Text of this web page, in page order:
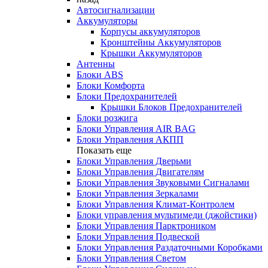
Автосигнализации
Аккумуляторы
Корпусы аккумуляторов
Кронштейны Аккумуляторов
Крышки Аккумуляторов
Антенны
Блоки ABS
Блоки Комфорта
Блоки Предохранителей
Крышки Блоков Предохранителей
Блоки розжига
Блоки Управления AIR BAG
Блоки Управления АКПП
Показать еще
Блоки Управления Дверьми
Блоки Управления Двигателям
Блоки Управления Звуковыми Сигналами
Блоки Управления Зеркалами
Блоки Управления Климат-Контролем
Блоки управления мультимеди (джойстики)
Блоки Управления Парктроником
Блоки Управления Подвеской
Блоки Управления Раздаточными Коробками
Блоки Управления Светом